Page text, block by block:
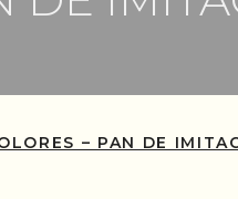
– PAN DE